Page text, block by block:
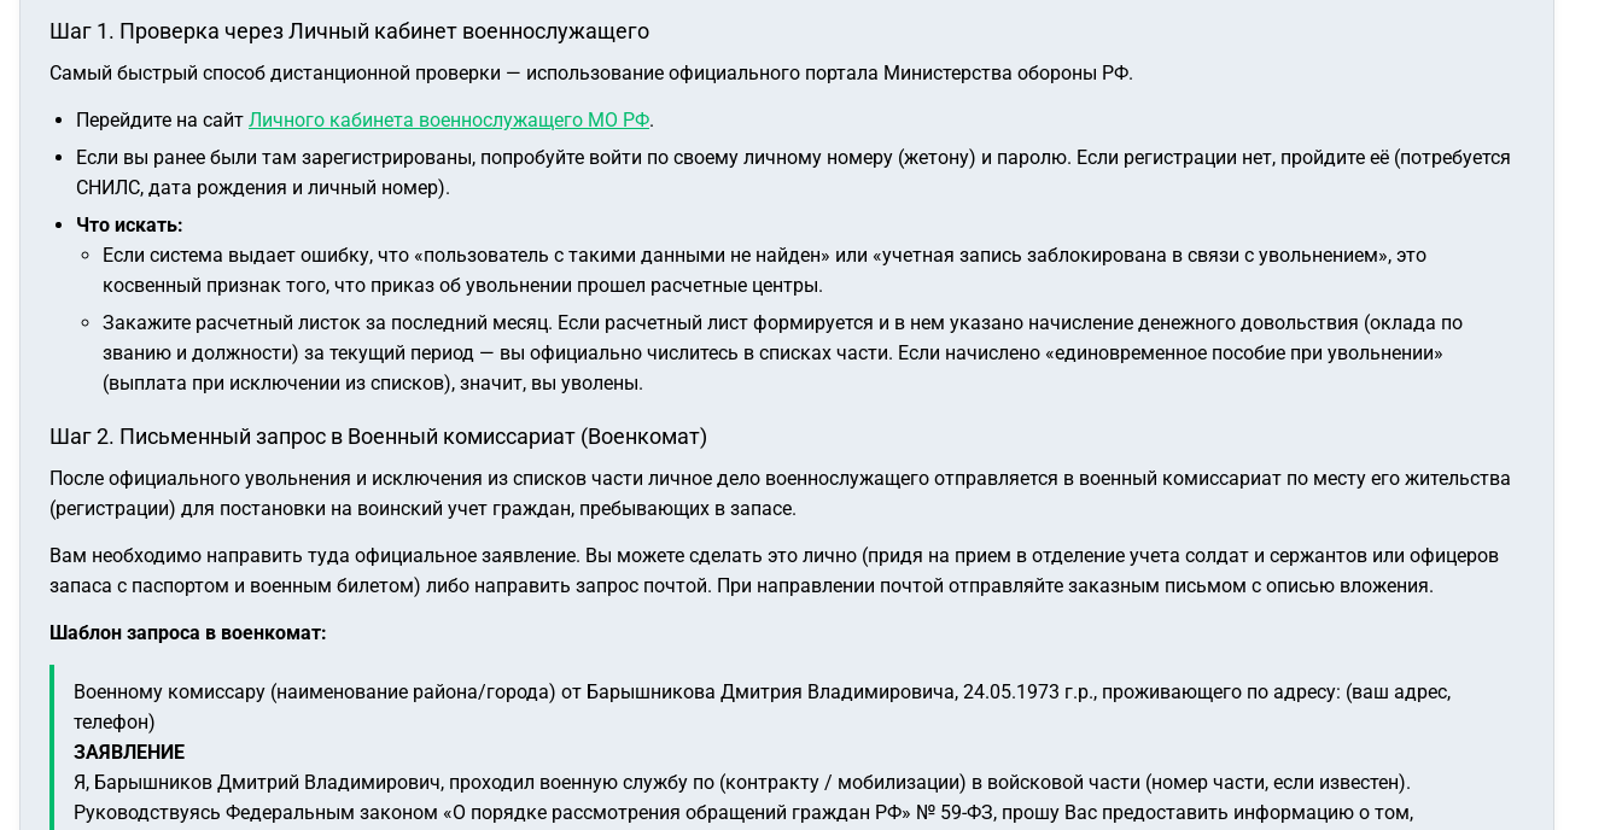
Шаг 1. Проверка через Личный кабинет военнослужащего
Самый быстрый способ дистанционной проверки — использование официального портала Министерства обороны РФ.
Перейдите на сайт Личного кабинета военнослужащего МО РФ.
Если вы ранее были там зарегистрированы, попробуйте войти по своему личному номеру (жетону) и паролю. Если регистрации нет, пройдите её (потребуется
СНИЛС, дата рождения и личный номер).
Что искать:
Если система выдает ошибку, что «пользователь с такими данными не найден» или «учетная запись заблокирована в связи с увольнением», это
косвенный признак того, что приказ об увольнении прошел расчетные центры.
Закажите расчетный листок за последний месяц. Если расчетный лист формируется и в нем указано начисление денежного довольствия (оклада по
званию и должности) за текущий период — вы официально числитесь в списках части. Если начислено «единовременное пособие при увольнении»
(выплата при исключении из списков), значит, вы уволены.
Шаг 2. Письменный запрос в Военный комиссариат (Военкомат)
После официального увольнения и исключения из списков части личное дело военнослужащего отправляется в военный комиссариат по месту его жительства
(регистрации) для постановки на воинский учет граждан, пребывающих в запасе.
Вам необходимо направить туда официальное заявление. Вы можете сделать это лично (придя на прием в отделение учета солдат и сержантов или офицеров
запаса с паспортом и военным билетом) либо направить запрос почтой. При направлении почтой отправляйте заказным письмом с описью вложения.
Шаблон запроса в военкомат:
Военному комиссару (наименование района/города) от Барышникова Дмитрия Владимировича, 24.05.1973 г.р., проживающего по адресу: (ваш адрес,
телефон)
ЗАЯВЛЕНИЕ
Я, Барышников Дмитрий Владимирович, проходил военную службу по (контракту / мобилизации) в войсковой части (номер части, если известен).
Руководствуясь Федеральным законом «О порядке рассмотрения обращений граждан РФ» № 59-ФЗ, прошу Вас предоставить информацию о том,